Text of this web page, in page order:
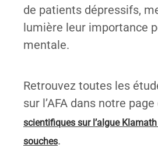
de patients dépressifs,
lumière leur importance
mentale.
Retrouvez toutes les
sur l’AFA dans notre
scientifiques sur l’algue
souches.